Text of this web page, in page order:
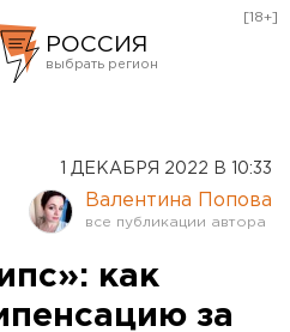
РОССИЯ
Курган
Оренбург
[18+]
1 ДЕКАБРЯ 2022 В 10:33
Валентина Попова
как
за